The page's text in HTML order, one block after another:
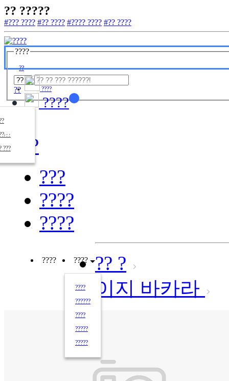
?? ?????
#??? ???? #?? ???? #???? ???? #?? ????
????
??
?? ????
??
???
????
????
???
????
????
???? ????
????
??????
????
?????
?????
?? ?
이지 바카라